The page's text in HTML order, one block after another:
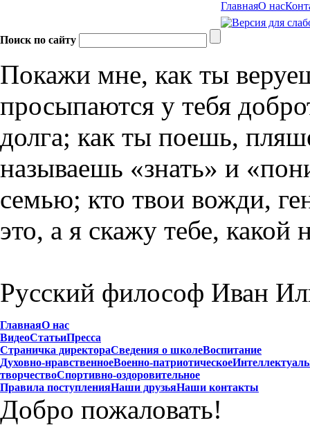
ГлавнаяО нас
Поиск по сайту
Покажи мне, как ты
просыпаются у тебя
долга; как ты поешь,
называешь «знать» и
семью; кто твои вожди,
это, а я скажу тебе,
Русский философ Иван
ГлавнаяО нас
ВидеоСтатьиПресса
Страничка директораСведения о школеВоспитание
Духовно-нравственноеВоенно-патриотическое
творчествоСпортивно-оздоровительное
Правила поступленияНаши друзьяНаши контакты
Добро пожаловать!